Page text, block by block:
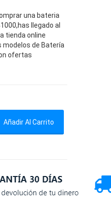
una bateria
llegado al
tienda online
de Batería
ofertas
Añadir Al Carrito